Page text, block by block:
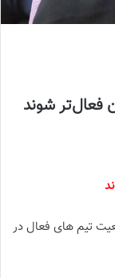
فعال‌تر شوند
تیم های فعال در